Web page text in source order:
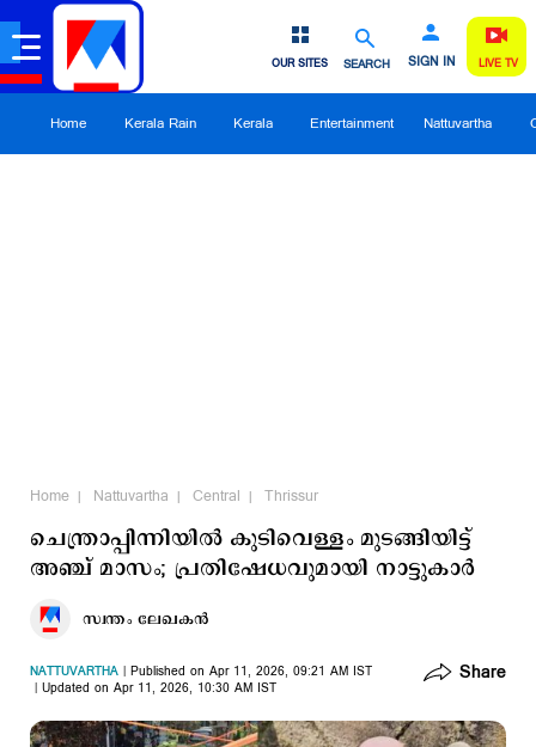
SEARCH SIGN IN
OUR SITES LIVE TV
Home Kerala Rain Kerala Entertainment Nattuvartha
Home Nattuvartha Central Thrissur
ചെന്ത്രാപ്പിന്നിയിൽ കുടിവെള്ളം മുടങ്ങിയിട്ട്
അഞ്ച് മാസം; പ്രതിഷേധവുമായി നാട്ടുകാർ
സ്വന്തം ലേഖകൻ
NATTUVARTHA
Published on Apr 11, 2026, 09:21 AM IST
Updated on Apr 11, 2026, 10:30 AM IST
Share